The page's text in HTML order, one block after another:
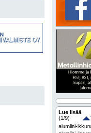
Lue lisää
(1/9)
alumiini-